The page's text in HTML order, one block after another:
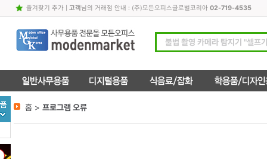
즐겨찾기 추가| 고객님의 거래점 안내 : (주)모든오피스글로벌코리아 02-719-4535
홈 > 프로그램 오류